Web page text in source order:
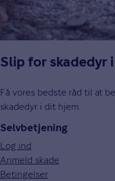
Slip for skadedyr
Få vores bedste råd til at
skadedyr i dit hjem.
Selvbetjening
Log ind
Anmeld skade
Betingelser